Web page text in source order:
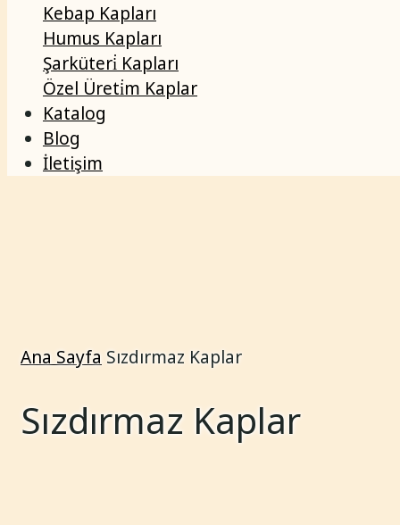
Kebap Kapları
Humus Kapları
Şarküteri̇ Kapları
Özel Üreti̇m Kaplar
Katalog
Blog
İletişim
Ana Sayfa Sızdırmaz Kaplar
Sızdırmaz Kaplar